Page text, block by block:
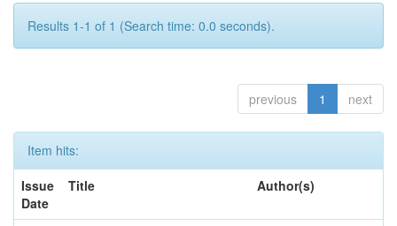
Results 1-1 of 1 (Search time: 0.0 seconds).
previous 1 next
Item hits:
Issue
Date
Title Author(s)